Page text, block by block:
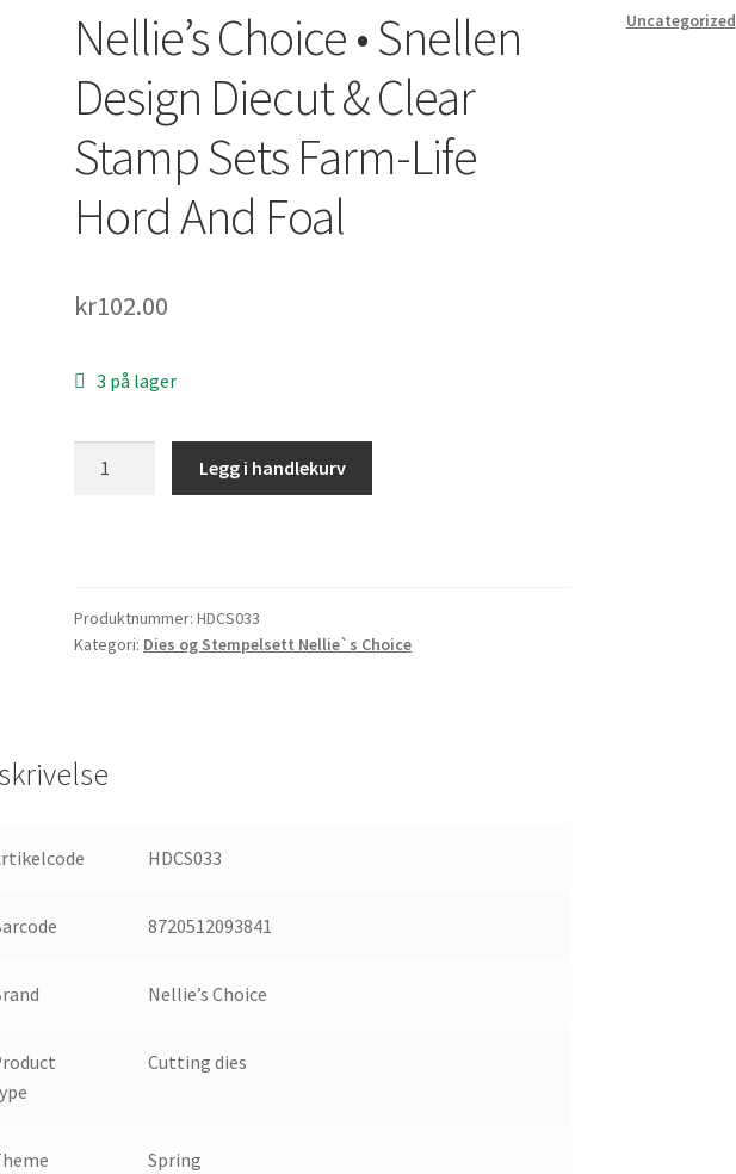
Nellie’s Choice • Snellen
Design Diecut & Clear
Stamp Sets Farm-Life
Hord And Foal
kr102.00
3 på lager
&
Life
Foal
Legg i handlekurv
Produktnummer:HDCS033
Kategori: Dies og Stempelsett Nellie`s Choice
HDCS033
8720512093841
Nellie’s Choice
Cutting dies
Spring
Uncategorized